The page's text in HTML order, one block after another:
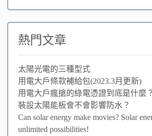
熱門文章
太陽光電的三種型式
用電大戶條款補給包(2023.3月更新)
用電大戶瘋搶的綠電憑證到底是什麼？
裝設太陽能板會不會影響防水？
Can solar energy make movies? Solar
unlimited possibilities!